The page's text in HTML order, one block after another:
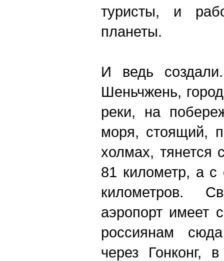
туристы, и
планеты.
И ведь создали.
Шеньчжень,
реки, на
моря, стоящий,
холмах, тянется
81 километр, а
километров.
аэропорт имеет
россиянам
через Гонконг,